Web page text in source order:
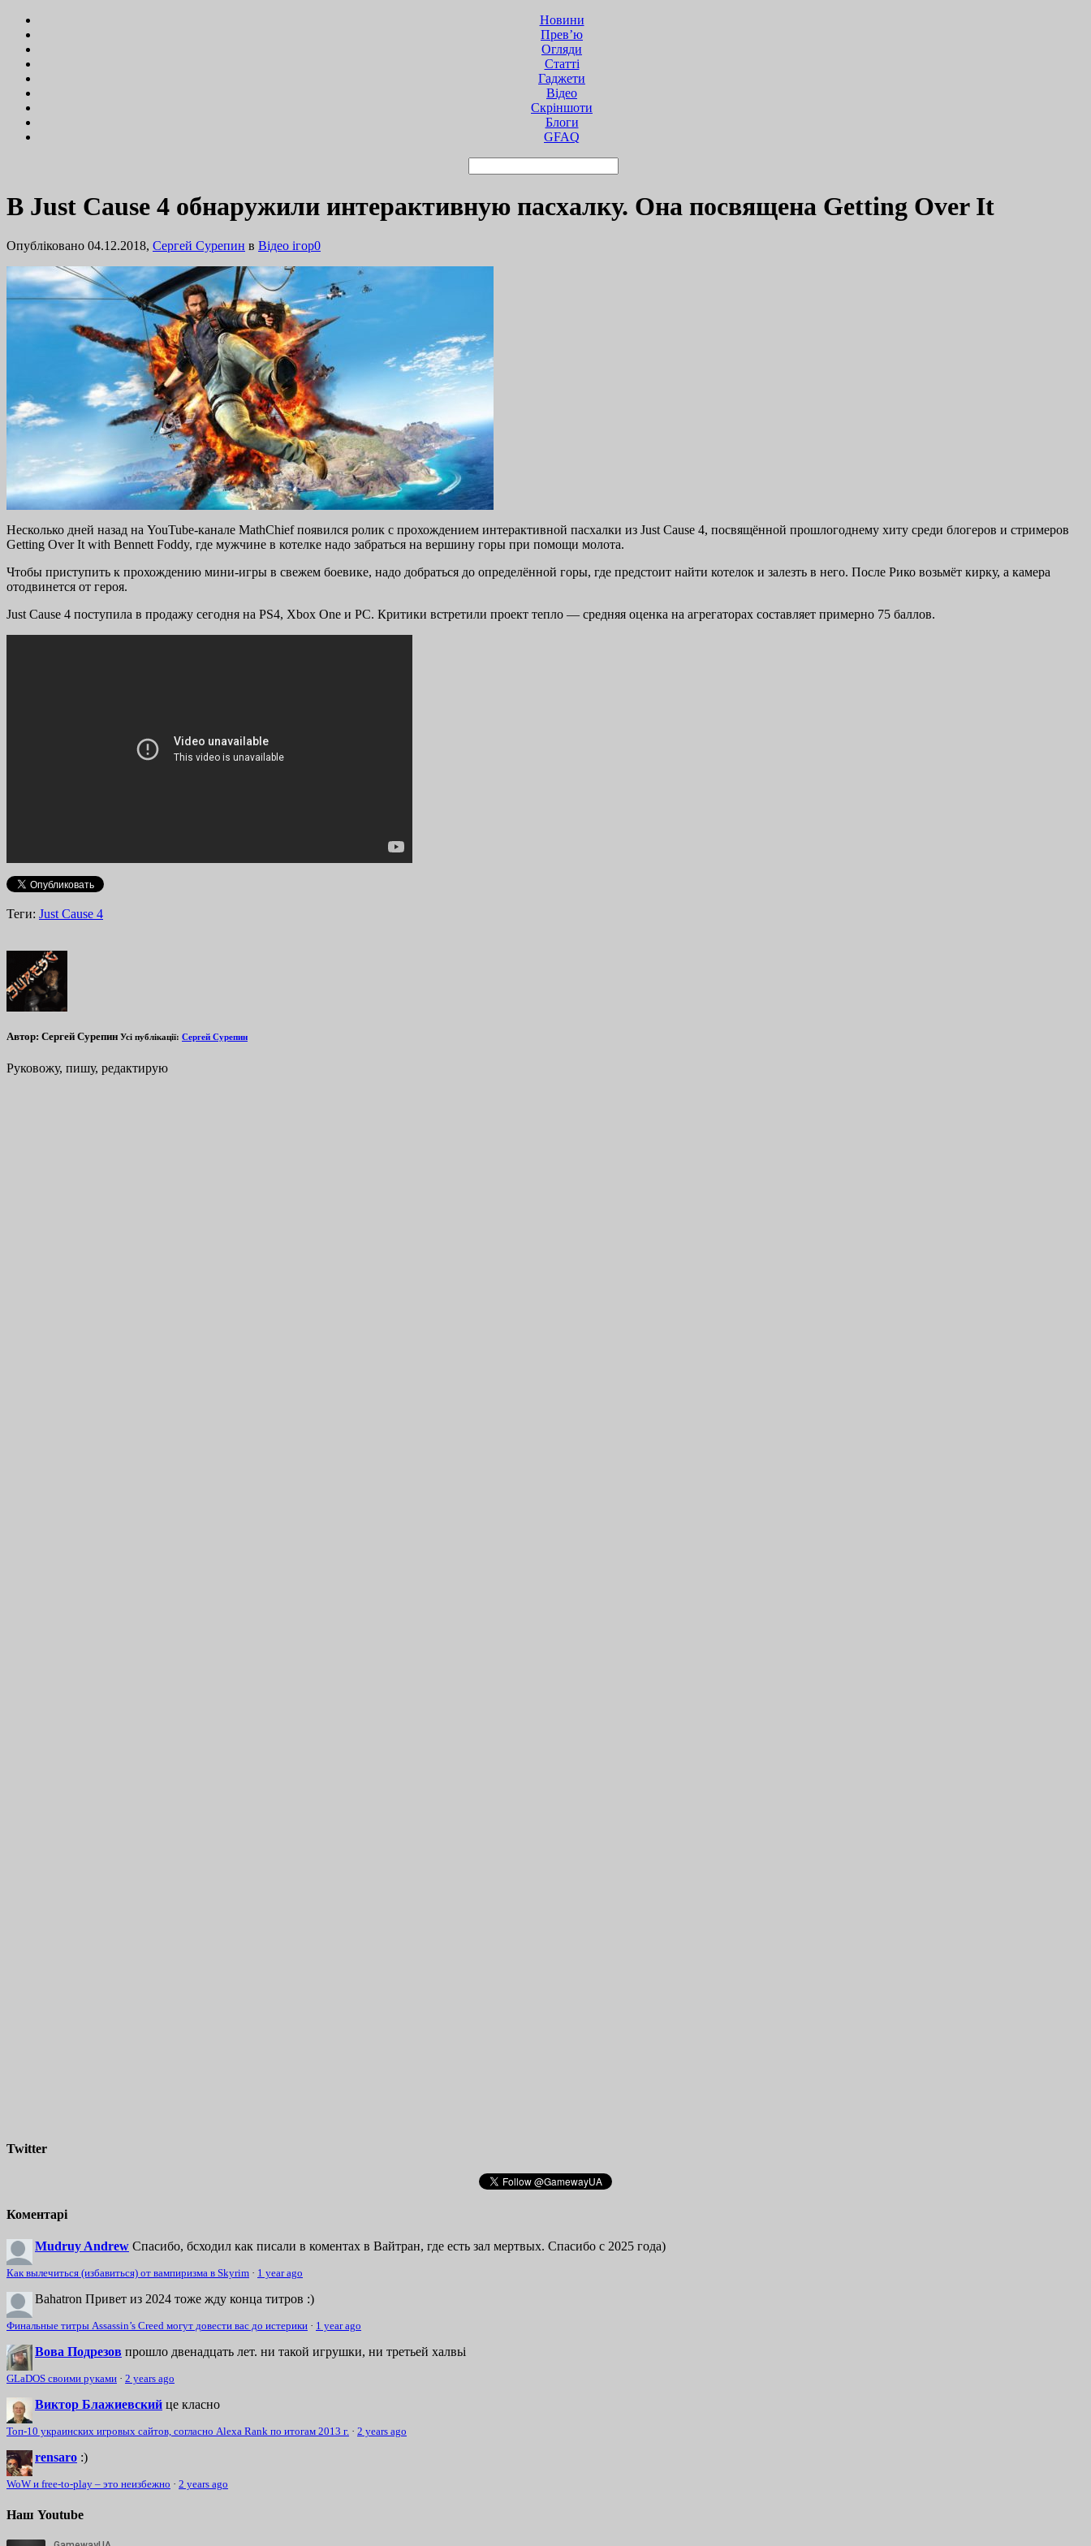
Новини
Прев’ю
Огляди
Статті
Гаджети
Відео
Cкріншоти
Блоги
GFAQ
В Just Cause 4 обнаружили интерактивную пасхалку. Она посвящена Getting Over It
Опубліковано 04.12.2018, Сергей Сурепин в Відео ігор0
Несколько дней назад на YouTube-канале MathChief появился ролик с прохождением интерактивной пасхалки из Just Cause 4, посвящённой прошлогоднему хиту среди блогеров и стримеров
Getting Over It with Bennett Foddy, где мужчине в котелке надо забраться на вершину горы при помощи молота.
Чтобы приступить к прохождению мини-игры в свежем боевике, надо добраться до определённой горы, где предстоит найти котелок и залезть в него. После Рико возьмёт кирку, а камера
отодвинется от героя.
Just Cause 4 поступила в продажу сегодня на PS4, Xbox One и РС. Критики встретили проект тепло — средняя оценка на агрегаторах составляет примерно 75 баллов.
Теги: Just Cause 4
Автор: Сергей Сурепин Усі публікації: Сергей Сурепин
Руковожу, пишу, редактирую
Twitter
Коментарі
Mudruy Andrew Спасибо, бсходил как писали в коментах в Вайтран, где есть зал мертвых. Спасибо с 2025 года)
Как вылечиться (избавиться) от вампиризма в Skyrim · 1 year ago
Bahatron Привет из 2024 тоже жду конца титров :)
Финальные титры Assassin’s Creed могут довести вас до истерики · 1 year ago
Вова Подрезов прошло двенадцать лет. ни такой игрушки, ни третьей халвьі
GLaDOS своими руками · 2 years ago
Виктор Блажиевский це класно
Топ-10 украинских игровых сайтов, согласно Alexa Rank по итогам 2013 г. · 2 years ago
rensaro :)
WoW и free-to-play – это неизбежно · 2 years ago
Наш Youtube